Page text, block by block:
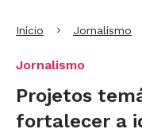
Início Jornalismo
Jornalismo
Projetos
fortalecer a